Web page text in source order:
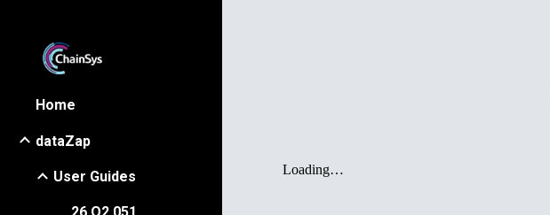
Home
dataZap
User Guides